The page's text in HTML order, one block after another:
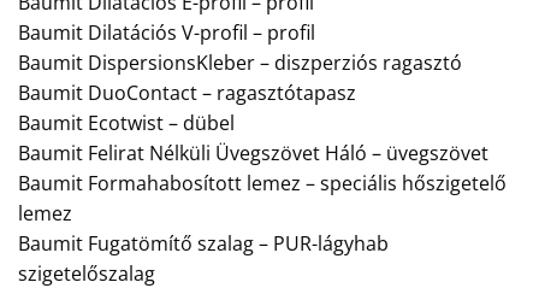
Baumit Dilatációs V-profil – profil
Baumit DispersionsKleber – diszperziós ragasztó
Baumit DuoContact – ragasztótapasz
Baumit Ecotwist – dübel
Baumit Felirat Nélküli Üvegszövet Háló – üvegszövet
Baumit Formahabosított lemez – speciális hőszigetelő
lemez
Baumit Fugatömítő szalag – PUR-lágyhab
szigetelőszalag